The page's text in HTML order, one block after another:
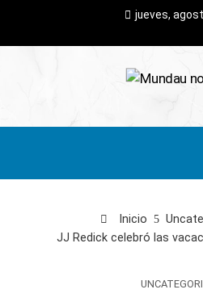
jueves,
Inicio
JJ Redick celebró las